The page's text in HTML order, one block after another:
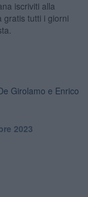
iscriviti alla
gratis tutti i giorni
Girolamo e Enrico
2023